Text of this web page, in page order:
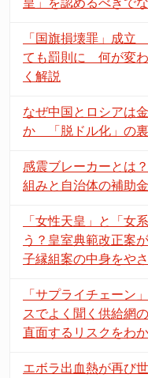
「国旗損壊罪」成
ても罰則に 何が変
く解説
なぜ中国とロシアは
か 「脱ドル化」の
感震ブレーカーとは
組みと自治体の補助
「女性天皇」と「女
う？皇室典範改正案
子縁組案の中身をや
「サプライチェーン
スでよく聞く供給網
直面するリスクをわ
エボラ出血熱が再び